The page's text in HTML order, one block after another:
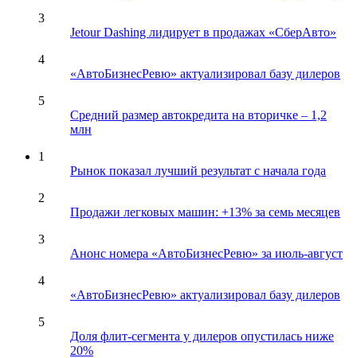
3
Jetour Dashing лидирует в продажах «СберАвто»
4
«АвтоБизнесРевю» актуализировал базу дилеров
5
Средний размер автокредита на вторичке – 1,2
млн
1
Рынок показал лучший результат с начала года
2
Продажи легковых машин: +13% за семь месяцев
3
Анонс номера «АвтоБизнесРевю» за июль-август
4
«АвтоБизнесРевю» актуализировал базу дилеров
5
Доля флит-сегмента у дилеров опустилась ниже
20%